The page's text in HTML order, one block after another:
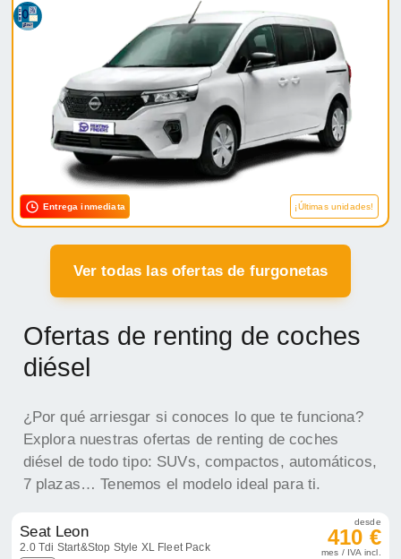
Entrega inmediata ¡Últimas unidades!
Ver todas las ofertas de furgonetas
Ofertas de renting de coches
diésel
¿Por qué arriesgar si conoces lo que te funciona?
Explora nuestras ofertas de renting de coches
diésel de todo tipo: SUVs, compactos, automáticos,
7 plazas… Tenemos el modelo ideal para ti.
Seat Leon
2.0 Tdi Start&Stop Style XL Fleet Pack
desde
410 €
mes / IVA incl.